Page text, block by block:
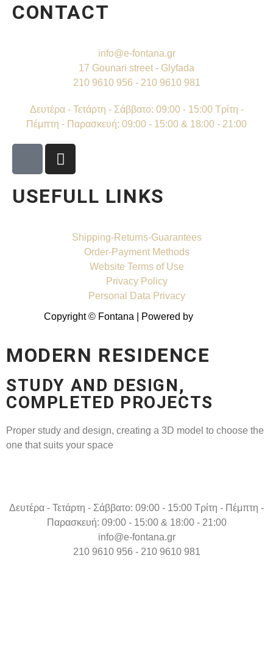
CONTACT
info@e-fontana.gr
17 Gounari street - Glyfada
210 9610 956 - 210 9610 981
Δευτέρα - Τετάρτη - Σάββατο: 09:00 - 15:00 Τρίτη -
Πέμπτη - Παρασκευή: 09:00 - 15:00 & 18:00 - 21:00
USEFULL LINKS
Shipping-Returns-Guarantees
Order-Payment Methods
Website Terms of Use
Privacy Policy
Personal Data Privacy
Copyright © Fontana | Powered by
MODERN RESIDENCE
STUDY AND DESIGN,
COMPLETED PROJECTS
Proper study and design, creating a 3D model to choose the
one that suits your space
Δευτέρα - Τετάρτη - Σάββατο: 09:00 - 15:00 Τρίτη - Πέμπτη -
Παρασκευή: 09:00 - 15:00 & 18:00 - 21:00
info@e-fontana.gr
210 9610 956 - 210 9610 981